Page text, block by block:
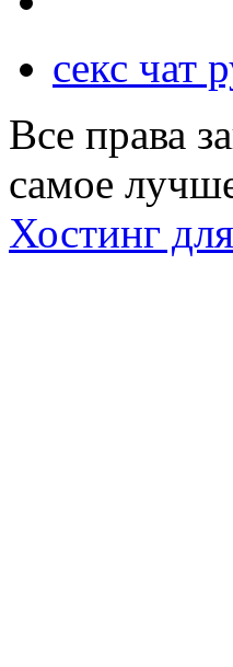
секс чат
Все права
самое
Хостинг